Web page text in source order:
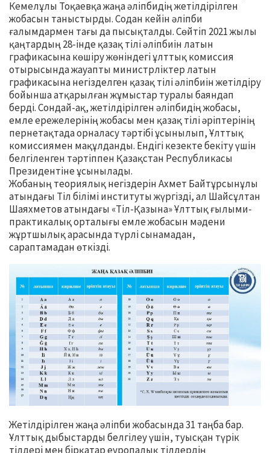
Кемелұлы Тоқаевқа жаңа әліпбидің жетілдірілген
жобасын таныстырды. Содан кейін әліпби
ғалымдармен тағы да пысықталды. Сөйтіп 2021 жылы
қаңтардың 28-інде қазақ тілі әліпбиін латын
графикасына көшіру жөніндегі ұлттық комиссия
отырысында жауапты министрліктер латын
графикасына негізделген қазақ тілі әліпбиін жетілдіру
бойынша атқарылған жұмыстар туралы баяндап
берді. Сондай-ақ, жетілдірілген әліпбидің жобасы,
емле ережелерінің жобасы мен қазақ тілі әріптерінің
пернетақтада орналасу тәртібі ұсынылып, Ұлттық
комиссиямен мақұлданды. Ендігі кезекте бекіту үшін
белгіленген тәртіппен Қазақстан Республикасы
Президентіне ұсынылады.
Жобаның теориялық негіздерін Ахмет Байтұрсынұлы
атындағы Тіл білімі институты жүргізді, ал Шайсұлтан
Шаяхметов атындағы «Тіл-Қазына» Ұлттық ғылыми-
практикалық орталығы емле жобасын мәдени
жұртшылық арасында түрлі сынамадан,
сараптамадан өткізді.
Жетілдірілген жаңа әліпби жобасында 31 таңба бар.
Ұлттық дыбыстарды белгілеу үшін, туысқан түрік
тілдері мен бірқатар еуропалық тілдердің